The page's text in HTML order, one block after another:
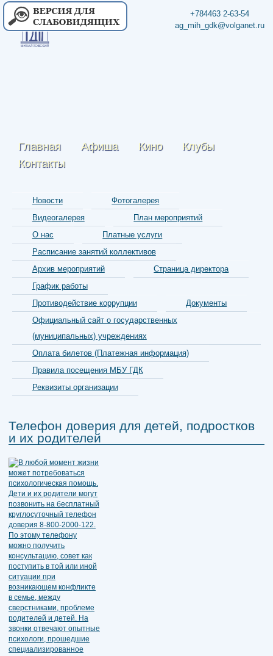
+784463 2-63-54
ag_mih_gdk@volganet.ru
Главная Афиша Кино
Клубы
Контакты
Новости
Фотогалерея
Видеогалерея
План мероприятий
О нас
Платные услуги
Расписание занятий коллективов
Архив мероприятий
Страница директора
График работы
Противодействие коррупции
Документы
Официальный сайт о государственных
(муниципальных) учреждениях
Оплата билетов (Платежная информация)
Правила посещения МБУ ГДК
Реквизиты организации
Телефон доверия для детей, подростков
и их родителей